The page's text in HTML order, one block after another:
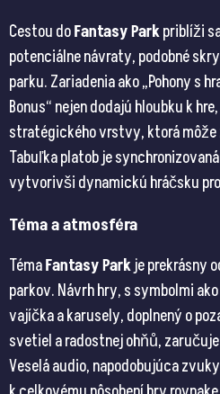
Cestou doFantasy Parkpriblíži
potenciálne návraty, podobné
parku. Zariadenia ako „Pohony s
Bonus“ nejen dodajú hloubku k
stratégického vrstvy, ktorá
Tabuľka platob je
vytvorivši dynamickú hráčsku
Téma a atmosféra
TémaFantasy Park je prekrásny
parkov. Návrh hry, s symbolmi
vajíčka a karusely, doplnený o
svetiel a radostnej ohňů,
Veselá audio, napodobujúca